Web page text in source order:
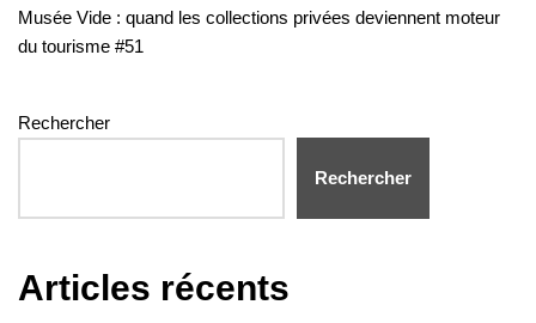
Musée Vide : quand les collections privées deviennent moteur
du tourisme #51
Rechercher
Rechercher
Articles récents